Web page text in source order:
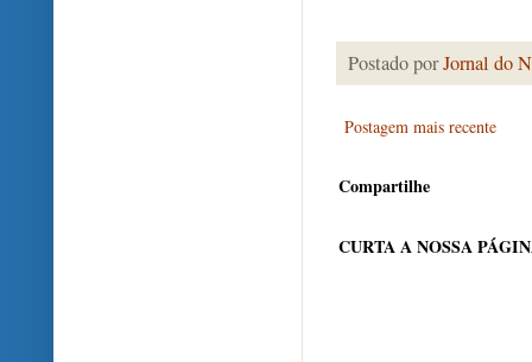
Postado porJornal do
Postagem mais recente
Compartilhe
CURTA A NOSSA